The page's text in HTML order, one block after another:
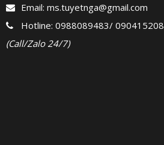
Email: ms.tuyetnga@gmail.com
Hotline: 0988089483/
(Call/Zalo 24/7)